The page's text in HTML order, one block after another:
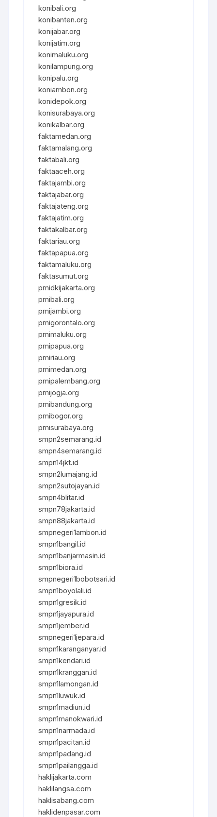
konibali.org
konibanten.org
konijabar.org
konijatim.org
konimaluku.org
konilampung.org
konipalu.org
koniambon.org
konidepok.org
konisurabaya.org
konikalbar.org
faktamedan.org
faktamalang.org
faktabali.org
faktaaceh.org
faktajambi.org
faktajabar.org
faktajateng.org
faktajatim.org
faktakalbar.org
faktariau.org
faktapapua.org
faktamaluku.org
faktasumut.org
pmidkijakarta.org
pmibali.org
pmijambi.org
pmigorontalo.org
pmimaluku.org
pmipapua.org
pmiriau.org
pmimedan.org
pmipalembang.org
pmijogja.org
pmibandung.org
pmibogor.org
pmisurabaya.org
smpn2semarang.id
smpn4semarang.id
smpn14jkt.id
smpn2lumajang.id
smpn2sutojayan.id
smpn4blitar.id
smpn78jakarta.id
smpn88jakarta.id
smpnegeri1ambon.id
smpn1bangil.id
smpn1banjarmasin.id
smpn1biora.id
smpnegeri1bobotsari.id
smpn1boyolali.id
smpn1gresik.id
smpn1jayapura.id
smpn1jember.id
smpnegeri1jepara.id
smpn1karanganyar.id
smpn1kendari.id
smpn1kranggan.id
smpn1lamongan.id
smpn1luwuk.id
smpn1madiun.id
smpn1manokwari.id
smpn1narmada.id
smpn1pacitan.id
smpn1padang.id
smpn1pailangga.id
haklijakarta.com
haklilangsa.com
haklisabang.com
haklidenpasar.com